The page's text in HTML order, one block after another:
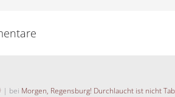
| bei Morgen, Regensburg! Durchlaucht ist nicht